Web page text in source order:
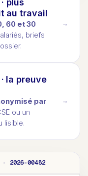
plus
au travail
60 et 30
briefs
→
la preuve
par
ou un
lisible.
→
2026-00482